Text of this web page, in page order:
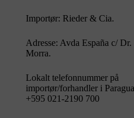
Importør: Rieder & Cia.
Adresse: Avda España c/ Dr.
Morra.
Lokalt telefonnummer på
importør/forhandler i
+595 021-2190 700